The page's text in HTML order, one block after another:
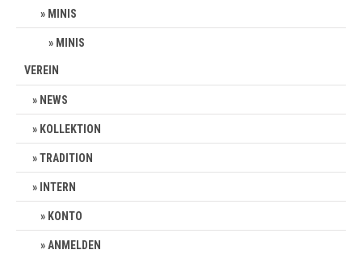
MINIS
MINIS
VEREIN
NEWS
KOLLEKTION
TRADITION
INTERN
KONTO
ANMELDEN